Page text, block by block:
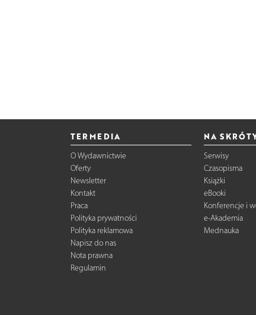
TERMEDIA
O Wydawnictwie
Oferty
Newsletter
Kontakt
Praca
Polityka prywatności
Polityka reklamowa
Napisz do nas
Nota prawna
Regulamin
NA
Serwisy
Czasopisma
Książki
eBooki
Konferencje i
e-Akademia
Mednauka